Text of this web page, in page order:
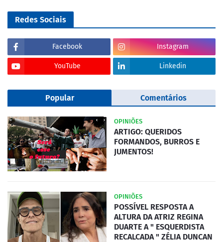
Redes Sociais
Facebook Instagram
YouTube Linkedin
Popular Comentários
OPINIÕES
ARTIGO: QUERIDOS
FORMANDOS, BURROS E
JUMENTOS!
OPINIÕES
POSSÍVEL RESPOSTA A
ALTURA DA ATRIZ REGINA
DUARTE A " ESQUERDISTA
RECALCADA " ZÉLIA DUNCAN